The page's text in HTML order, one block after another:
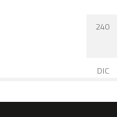
240
DIC